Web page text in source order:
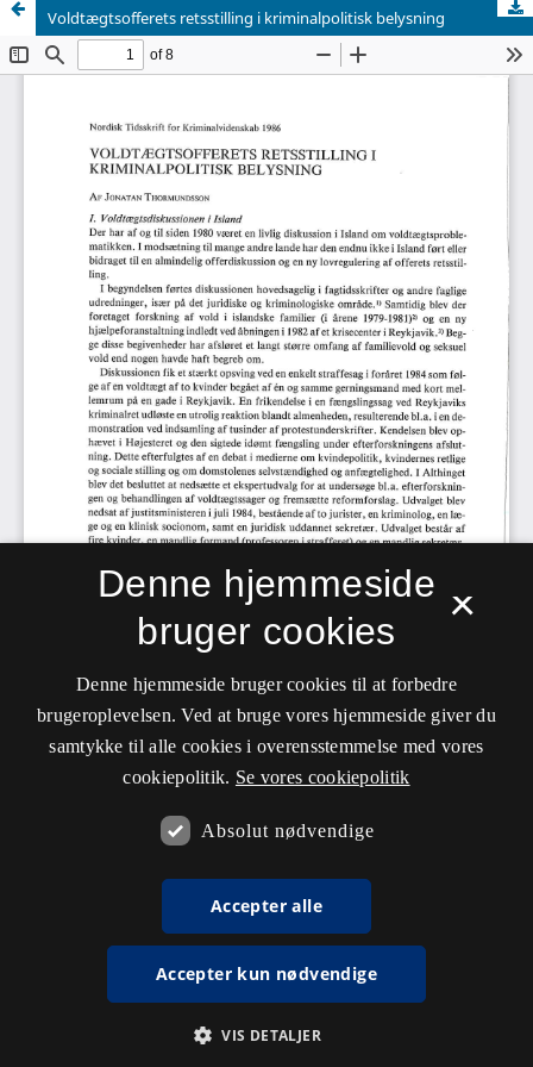
Voldtægtsofferets retsstilling i kriminalpolitisk belysning
×
Denne hjemmeside
bruger cookies
Denne hjemmeside bruger cookies til at forbedre
brugeroplevelsen. Ved at bruge vores hjemmeside giver du
samtykke til alle cookies i overensstemmelse med vores
cookiepolitik. Se vores cookiepolitik
Absolut nødvendige
Accepter alle
Accepter kun nødvendige
VIS DETALJER